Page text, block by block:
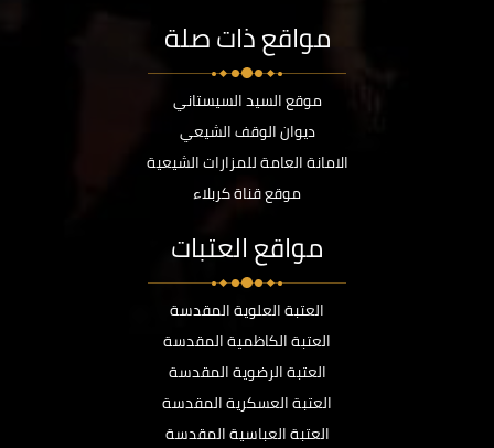
مواقع ذات صلة
موقع السيد السيستاني
ديوان الوقف الشيعي
الامانة العامة للمزارات الشيعية
موقع قناة كربلاء
مواقع العتبات
العتبة العلوية المقدسة
العتبة الكاظمية المقدسة
العتبة الرضوية المقدسة
العتبة العسكرية المقدسة
العتبة العباسية المقدسة